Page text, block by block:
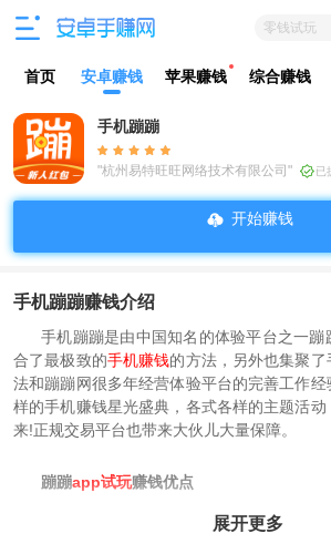
零钱试玩
首页 安卓赚钱 苹果赚钱 综合赚钱
手机蹦蹦
"杭州易特旺旺网络技术有限公司" 已
开始赚钱
手机蹦蹦赚钱介绍
手机蹦蹦是由中国知名的体验平台之一蹦
合了最极致的手机赚钱的方法，另外也集聚
法和蹦蹦网很多年经营体验平台的完善工作
样的手机赚钱星光盛典，各式各样的主题活
来!正规交易平台也带来大伙儿大量保障。
蹦蹦app试玩赚钱优点
1、强烈推荐，新手注册就送3元大红包。
展开更多